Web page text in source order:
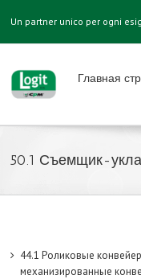
Un partner unico per ogni
Главная
50.1 Съемщик-
44.1 Роликовые
механизированные